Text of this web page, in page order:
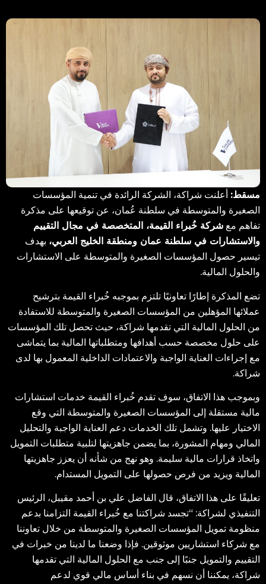
مسقط:أعلنت شراكة، الشركة الرائدة في تنمية المؤسسات
الصغيرة والمتوسطة في سلطنة عُمان، عن توقيعها على مذكرة
تفاهم مع شركة خُبراء القيمة، المتخصصة في مجال التقييم
والاستشارات في سلطنة عمان ومنطقة الخليج العربي،بهدف
تيسير حصول المؤسسات الصغيرة والمتوسطة على الاستشارات
والحلول المالية.
تضع المذكرة إطارًا تعاونيًا تلتزم بموجبه خُبراء القيمة بترشيح
عملائها المؤهلين من المؤسسات الصغيرة والمتوسطة للاستفادة
من الحلول المالية التي تقدمها شراكة، حيث تحصل تلك المؤسسات
على حلول مخصصة حسب أهدافها ومتطلباتها المالية بما يتماشى
مع إجراءات العناية الواجبة والاعتمادات الداخلية المعمول بها لدى
شراكة.
وبموجب هذا الاتفاق، سوف تقدم خُبراء القيمة خدمات استشارات
مالية مستقلة إلى المؤسسات الصغيرة والمتوسطة التي وقع
الاختيار عليها. وتشمل تلك الخدمات دعم العناية الواجبة والتحليل
المالي ومهام المشورة، بما يضمن جاهزيتها لتلبية متطلبات التمويل
واتخاذ قرارات مالية سليمة. وهو نهج من شأنه أن يعزز جاهزيتها
المالية ويزيد من فرص حصولها على التمويل المستدام.
تعليقًا على هذا الاتفاق، قال الفاضل علي بن أحمد مقيبل، الرئيس
التنفيذي لشراكة: “تجسد شراكتنا مع خُبراء القيمة التزامنا بدعم
منظومة تمويل المؤسسات الصغيرة والمتوسطة من خلال تعاوننا
مع شركاء استشاريين موثوقين. فإذا وضعنا ما لدينا من خبرات في
التقييم والتمويل جنبًا إلى جنب مع الحلول المالية التي تقدمها
شراكة، يمكننا أن نسهم في بناء أساس مالي قوي لدعم